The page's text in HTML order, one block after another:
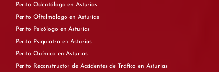
Perito Odontólogo en Asturias
Perito Oftalmólogo en Asturias
Perito Psicólogo en Asturias
Perito Psiquiatra en Asturias
Perito Químico en Asturias
Perito Reconstructor de Accidentes de Tráfico en Asturias